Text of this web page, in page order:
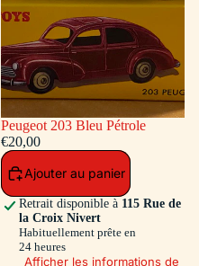
Peugeot 203 Bleu Pétrole
€20,00
Ajouter au panier
Retrait disponible à 115 Rue de
la Croix Nivert
Habituellement prête en
24 heures
Afficher les informations de